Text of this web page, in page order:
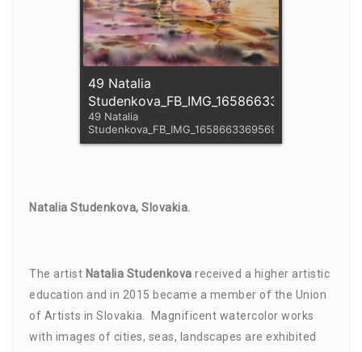
49 Natalia
Studenkova_FB_IMG_1658663369569
49 Natalia
Studenkova_FB_IMG_1658663369569
Natalia Studenkova, Slovakia.
The artist Natalia Studenkova received a higher artistic
education and in 2015 became a member of the Union
of Artists in Slovakia. Magnificent watercolor works
with images of cities, seas, landscapes are exhibited